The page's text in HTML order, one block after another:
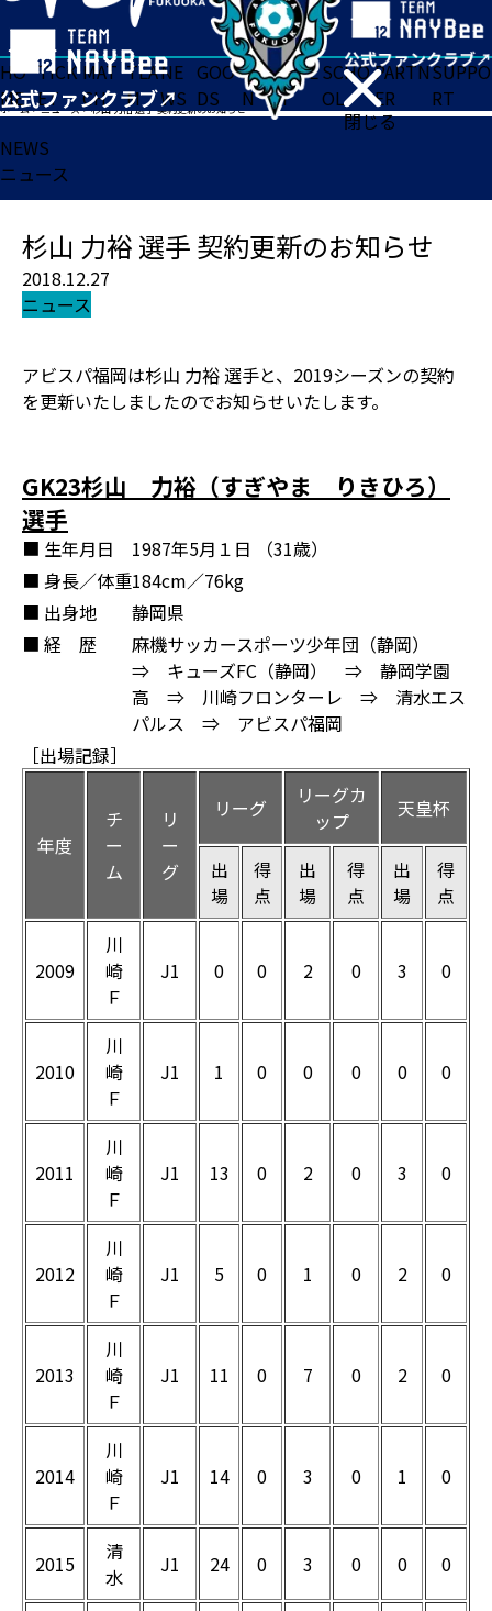
閉じる
HO
ME
TICK
ET
MAT
CH
TEA
M
NE
WS
GOO
DS
FA
N
ACADE
MY
SCHO
OL
PARTN
ER
SUPPO
RT
ホーム>ニュース>杉山 力裕 選手 契約更新のお知らせ
NEWS
ニュース
杉山 力裕 選手 契約更新のお知らせ
2018.12.27
ニュース
アビスパ福岡は杉山 力裕 選手と、2019シーズンの契約
を更新いたしましたのでお知らせいたします。
GK23杉山 力裕（すぎやま りきひろ）
選手
■ 生年月日
1987年5月１日 （31歳）
■ 身長／体重184cm／76kg
■ 出身地
静岡県
■ 経 歴
麻機サッカースポーツ少年団（静岡）
⇒ キューズFC（静岡） ⇒ 静岡学園
高 ⇒ 川崎フロンターレ ⇒ 清水エス
パルス ⇒ アビスパ福岡
［出場記録］
年度
チ
ー
ム
リ
ー
グ
リーグ
リーグカ
ップ
天皇杯
出
場
得
点
出
場
得
点
出
場
得
点
2009
川
崎
Ｆ
J1 0 0 2 0 3 0
2010
川
崎
Ｆ
J1 1 0 0 0 0 0
2011
川
崎
Ｆ
J1 13 0 2 0 3 0
2012
川
崎
Ｆ
J1 5 0 1 0 2 0
2013
川
崎
Ｆ
J1 11 0 7 0 2 0
2014
川
崎
Ｆ
J1 14 0 3 0 1 0
2015
清
水
J1 24 0 3 0 0 0